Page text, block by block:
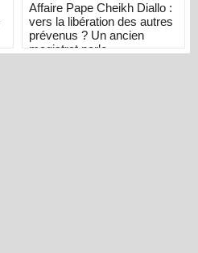
Affaire Pape Cheikh Diallo :
vers la libération des autres
prévenus ? Un ancien
magistrat parle